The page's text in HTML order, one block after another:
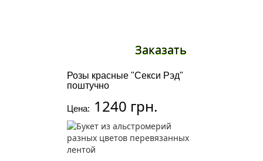
Розы красные "Секси Рэд"
поштучно
Цена: 1240 грн.
Заказать